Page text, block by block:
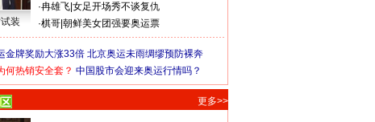
装
·冉雄飞 女足开场秀不谈复仇
·棋哥 朝鲜美女团强要奥运票
金牌奖励大涨33倍 北京奥运未雨绸缪预防裸奔
何热销安全套？ 中国股市会迎来奥运行情吗？
更多>>